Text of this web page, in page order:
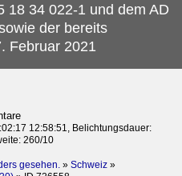
18 34 022-1 und dem AD
der bereits
Februar 2021
12:58:51, Belichtungsdauer:
260/10
gesehen. » Schweiz »